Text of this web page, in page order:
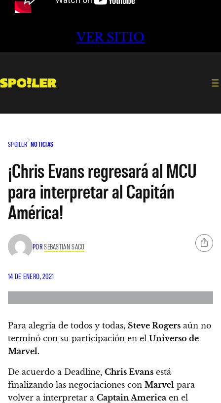
VER SITIO
SPOILER NOTICIAS
¡Chris Evans regresará al MCU
para interpretar al Capitán
América!
PORSEBASTIAN SACO
14 DE ENERO, 2021
Para alegría de todos y todas, Steve Rogers aún no
terminó con su participación en el Universo de
Marvel.
De acuerdo a Deadline, Chris Evans está
finalizando las negociaciones con Marvel para
volver a interpretar a Captain America en el